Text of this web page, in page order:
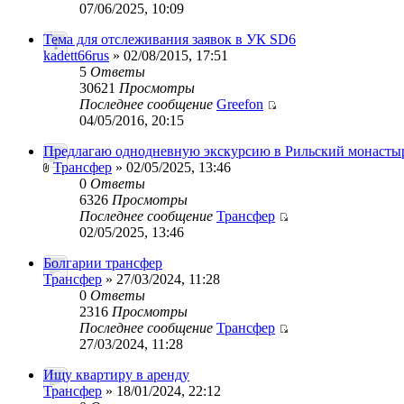
07/06/2025, 10:09
Тема для отслеживания заявок в УК SD6
kadett66rus » 02/08/2015, 17:51
5 Ответы
30621 Просмотры
Последнее сообщение Greefon
04/05/2016, 20:15
Предлагаю однодневную экскурсию в Рильский
Трансфер » 02/05/2025, 13:46
0 Ответы
6326 Просмотры
Последнее сообщение Трансфер
02/05/2025, 13:46
Болгарии трансфер
Трансфер » 27/03/2024, 11:28
0 Ответы
2316 Просмотры
Последнее сообщение Трансфер
27/03/2024, 11:28
Ищу квартиру в аренду
Трансфер » 18/01/2024, 22:12